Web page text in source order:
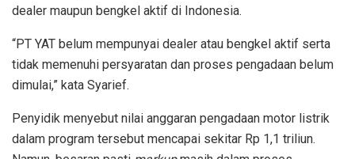
dealer maupun bengkel aktif di Indonesia.
“PT YAT belum mempunyai dealer atau bengkel aktif serta
tidak memenuhi persyaratan dan proses pengadaan belum
dimulai,” kata Syarief.
Penyidik menyebut nilai anggaran pengadaan motor listrik
dalam program tersebut mencapai sekitar Rp 1,1 triliun.